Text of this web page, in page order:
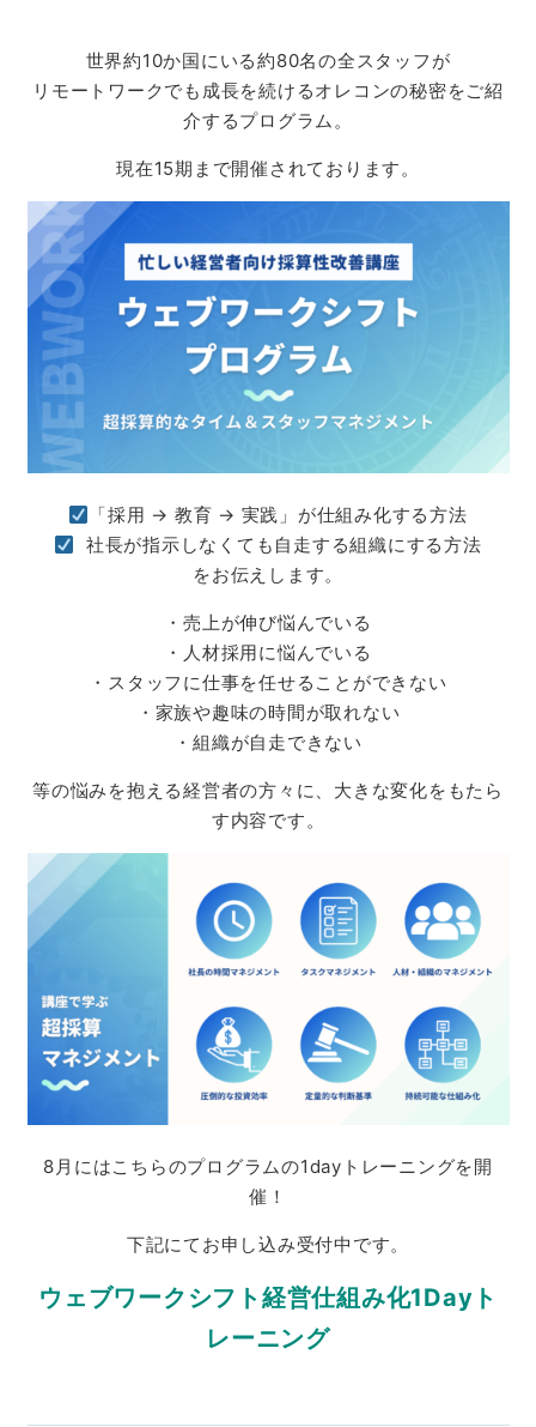
世界約10か国にいる約80名の全スタッフが
リモートワークでも成長を続けるオレコンの秘密をご紹
介するプログラム。
現在15期まで開催されております。
「採用 → 教育 → 実践」が仕組み化する方法
社長が指示しなくても自走する組織にする方法
をお伝えします。
・売上が伸び悩んでいる
・人材採用に悩んでいる
・スタッフに仕事を任せることができない
・家族や趣味の時間が取れない
・組織が自走できない
等の悩みを抱える経営者の方々に、大きな変化をもたら
す内容です。
8月にはこちらのプログラムの1dayトレーニングを開
催！
下記にてお申し込み受付中です。
ウェブワークシフト経営仕組み化1Dayト
レーニング